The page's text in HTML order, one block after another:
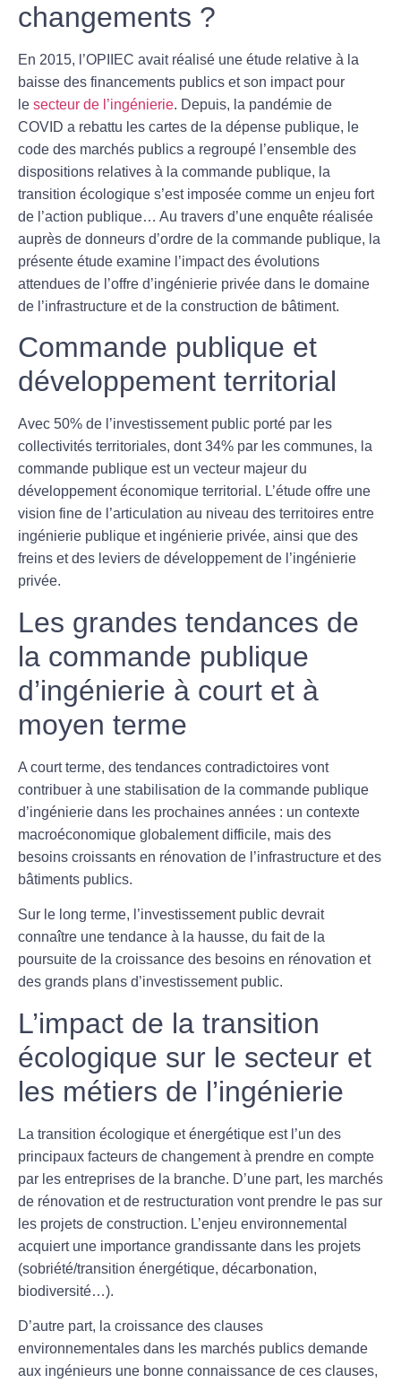
changements ?
En 2015, l’OPIIEC avait réalisé une étude relative à la
baisse des financements publics et son impact pour
le secteur de l’ingénierie. Depuis, la pandémie de
COVID a rebattu les cartes de la dépense publique, le
code des marchés publics a regroupé l’ensemble des
dispositions relatives à la commande publique, la
transition écologique s’est imposée comme un enjeu fort
de l’action publique… Au travers d’une enquête réalisée
auprès de donneurs d’ordre de la commande publique, la
présente étude examine l’impact des évolutions
attendues de l’offre d’ingénierie privée dans le domaine
de l’infrastructure et de la construction de bâtiment.
Commande publique et
développement territorial
Avec 50% de l’investissement public porté par les
collectivités territoriales, dont 34% par les communes, la
commande publique est un vecteur majeur du
développement économique territorial. L’étude offre une
vision fine de l’articulation au niveau des territoires entre
ingénierie publique et ingénierie privée, ainsi que des
freins et des leviers de développement de l’ingénierie
privée.
Les grandes tendances de
la commande publique
d’ingénierie à court et à
moyen terme
A court terme, des tendances contradictoires vont
contribuer à une stabilisation de la commande publique
d’ingénierie dans les prochaines années : un contexte
macroéconomique globalement difficile, mais des
besoins croissants en rénovation de l’infrastructure et des
bâtiments publics.
Sur le long terme, l’investissement public devrait
connaître une tendance à la hausse, du fait de la
poursuite de la croissance des besoins en rénovation et
des grands plans d’investissement public.
L’impact de la transition
écologique sur le secteur et
les métiers de l’ingénierie
La transition écologique et énergétique est l’un des
principaux facteurs de changement à prendre en compte
par les entreprises de la branche. D’une part, les marchés
de rénovation et de restructuration vont prendre le pas sur
les projets de construction. L’enjeu environnemental
acquiert une importance grandissante dans les projets
(sobriété/transition énergétique, décarbonation,
biodiversité…).
D’autre part, la croissance des clauses
environnementales dans les marchés publics demande
aux ingénieurs une bonne connaissance de ces clauses,